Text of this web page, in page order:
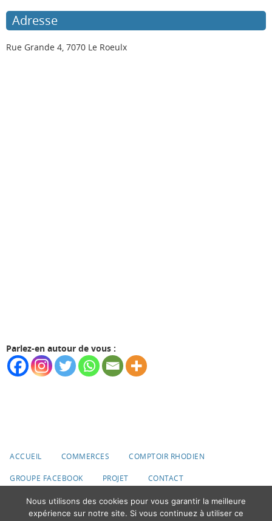
Adresse
Rue Grande 4, 7070 Le Roeulx
Parlez-en autour de vous :
ACCUEIL COMMERCES COMPTOIR RHODIEN
GROUPE FACEBOOK PROJET CONTACT
© 2020 Ville du Roeulx
Nous utilisons des cookies pour vous garantir la meilleure
expérience sur notre site. Si vous continuez à utiliser ce